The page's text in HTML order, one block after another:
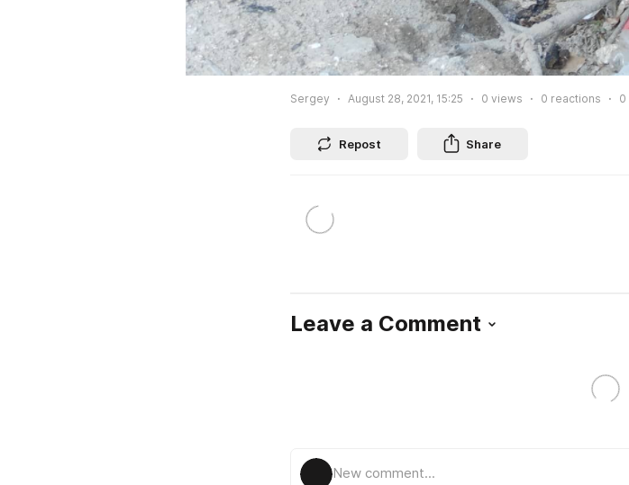
Sergey August 28, 2021, 15:25 0 views 0 reactions 0
Repost Share
Leave a Comment